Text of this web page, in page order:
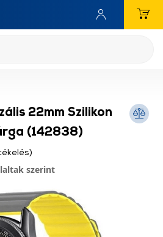
22mm Szilikon
(142838)
szerint